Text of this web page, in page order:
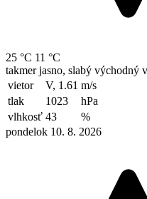
25 °C 11 °C
takmer jasno, slabý východný
vietor
V, 1.61 m/s
tlak
1023
hPa
vlhkosť 43
%
pondelok 10. 8. 2026